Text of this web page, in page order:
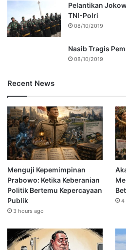
Pelantikan
TNI-Polri
08/10/2019
Nasib Tragis
08/10/2019
Recent News
Menguji Kepemimpinan
Prabowo: Ketika Keberanian
Politik Bertemu Kepercayaan
Publik
3 hours ago
4